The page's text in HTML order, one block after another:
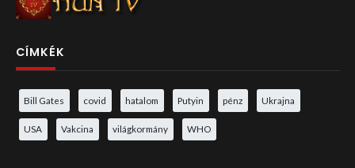
CÍMKÉK
Bill Gates covid hatalom Putyin pénz Ukrajna
USA Vakcina világkormány WHO